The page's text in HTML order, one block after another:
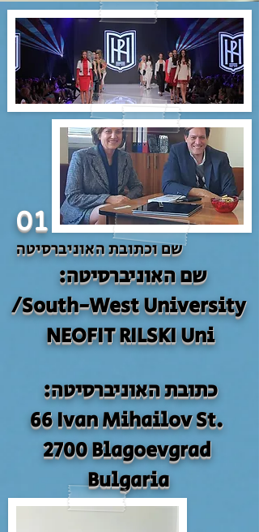
01
שם וכתובת האוניברסיטה
שם האוניברסיטה:
South-West University/
NEOFIT RILSKI Uni
כתובת האוניברסיטה:
66 Ivan Mihailov St.
2700 Blagoevgrad
Bulgaria